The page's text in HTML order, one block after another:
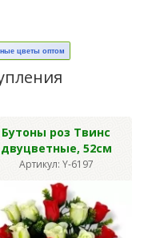
цветы оптом
Бутоны роз Твинс
двуцветные, 52см
Артикул: Y-6197